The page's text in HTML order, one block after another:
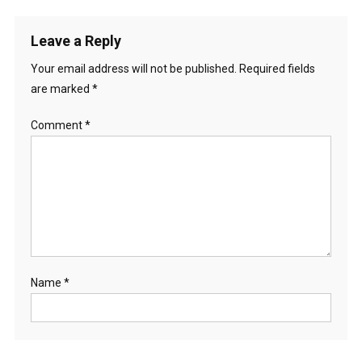
Leave a Reply
Your email address will not be published.
Required fields
are marked *
Comment*
Name *